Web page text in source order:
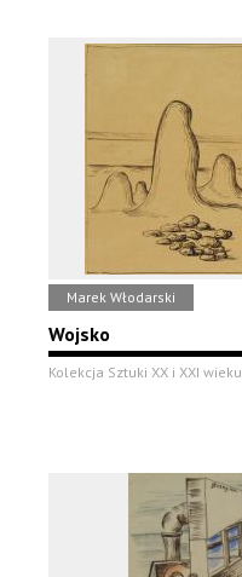
Marek Włodarski
Wojsko
Kolekcja Sztuki XX i XXI wieku